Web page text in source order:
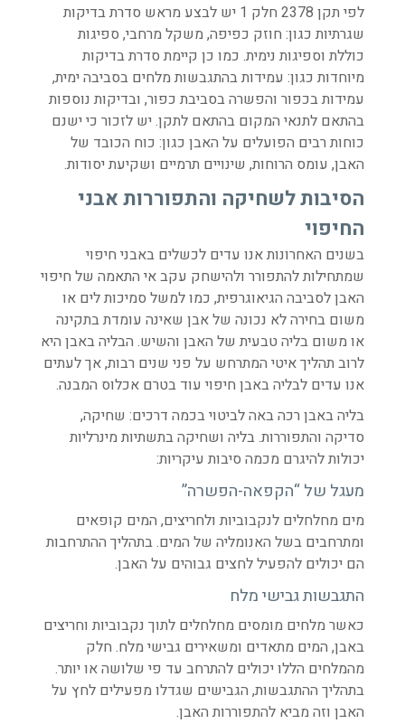
לפי תקן 2378 חלק 1 יש לבצע מראש סדרת בדיקות
שגרתיות כגון: חוזק כפיפה, משקל מרחבי, ספיגות
כוללת וספיגות נימית. כמו כן קיימת סדרת בדיקות
מיוחדות כגון: עמידות בהתגבשות מלחים בסביבה ימית,
עמידות בכפור והפשרה בסביבת כפור, ובדיקות נוספות
בהתאם לתנאי המקום בהתאם לתקן. יש לזכור כי ישנם
כוחות רבים הפועלים על האבן כגון: כוח הכובד של
האבן, עומס הרוחות, שינויים תרמיים ושקיעת יסודות.
הסיבות לשחיקה והתפוררות אבני
החיפוי
בשנים האחרונות אנו עדים לכשלים באבני חיפוי
שמתחילות להתפורר ולהישחק עקב אי התאמה של חיפוי
האבן לסביבה הגיאוגרפית, כמו למשל סמיכות לים או
משום בחירה לא נכונה של אבן שאינה עומדת בתקינה
או משום בליה טבעית של האבן והשיש. הבליה באבן היא
לרוב תהליך איטי המתרחש על פני שנים רבות, אך לעתים
אנו עדים לבליה באבן חיפוי עוד בטרם אכלוס המבנה.
בליה באבן רכה באה לביטוי בכמה דרכים: שחיקה,
סדיקה והתפוררות. בליה ושחיקה בתשתיות מינרליות
יכולות להיגרם מכמה סיבות עיקריות:
מעגל של “הקפאה-הפשרה”
מים מחלחלים לנקבוביות ולחריצים, המים קופאים
ומתרחבים בשל האנומליה של המים. בתהליך ההתרחבות
הם יכולים להפעיל לחצים גבוהים על האבן.
התגבשות גבישי מלח
כאשר מלחים מומסים מחלחלים לתוך נקבוביות וחריצים
באבן, המים מתאדים ומשאירים גבישי מלח. חלק
מהמלחים הללו יכולים להתרחב עד פי שלושה או יותר.
בתהליך ההתגבשות, הגבישים שגדלו מפעילים לחץ על
האבן וזה מביא להתפוררות האבן.